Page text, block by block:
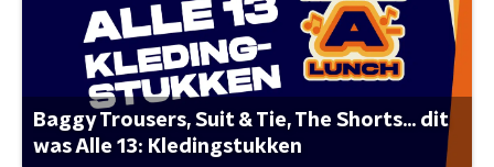
Baggy Trousers, Suit & Tie, The Shorts... dit
was Alle 13: Kledingstukken